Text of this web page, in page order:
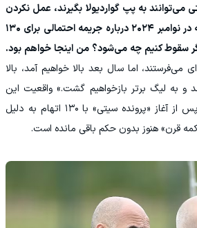
می‌توانند به پپ گواردیولا بگیرند، عمل نکردن
به وعده‌اش است؛ زمانی که در نوامبر ۲۰۲۴ درباره جریمه احتمالی برای ۱۳۰
سقوط کنیم چه می‌شود؟ من اینجا خواهم بود.
می‌فرستند، اما سال بعد بالا خواهیم آمد، بالا
و به لیگ برتر بازخواهیم گشت.» واقعیت این
است که بیش از سه سال پس از آغاز «پرونده سیتی» با ۱۳۰ اتهام به دلیل
قرن» هنوز بدون حکم باقی مانده است.